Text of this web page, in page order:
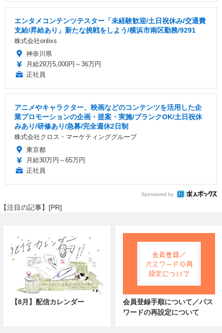
エンタメコンテンツテスター「未経験歓迎/土日祝休み/交通費
支給/昇給あり」新たな挑戦をしよう/横浜市南区勤務/9291
株式会社onlixs
神奈川県
月給29万5,000円～36万円
正社員
アニメやキャラクター、映画などのコンテンツを活用した企
業プロモーションの企画・提案・実施/ブランクOK/土日祝休
みあり/研修あり/急募/完全週休2日制
株式会社クロス・マーケティンググループ
東京都
月給30万円～65万円
正社員
Sponsored by
【注目の記事】[PR]
【8月】配信カレンダー
会員登録手順について／パス
ワードの再設定について